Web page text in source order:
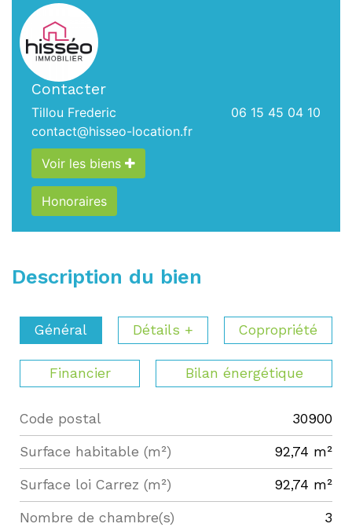
Contacter
Tillou Frederic
06 15 45 04 10
contact@hisseo-location.fr
Voir les biens
Honoraires
Description du bien
Général Détails + Copropriété
Financier Bilan énergétique
Label Value
Code postal 30900
Surface habitable (m²) 92,74 m²
Surface loi Carrez (m²) 92,74 m²
Nombre de chambre(s) 3